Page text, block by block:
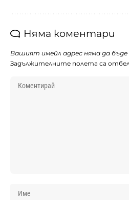
Няма коментари
Вашият имейл адрес няма да бъде
Задължителните полета са